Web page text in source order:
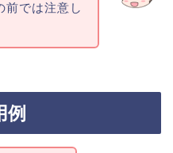
前では注意し
例